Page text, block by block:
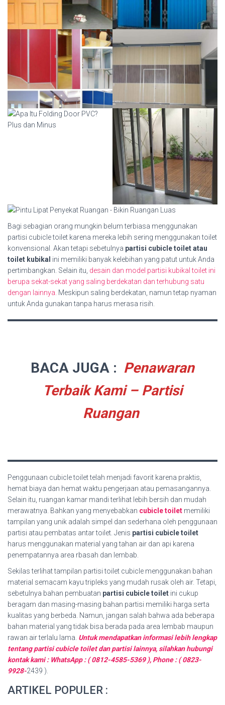
Bagi sebagian orang mungkin belum terbiasa menggunakan
partisi cubicle toilet karena mereka lebih sering menggunakan toilet
konvensional. Akan tetapi sebetulnya partisi cubicle toilet atau
toilet kubikal ini memiliki banyak kelebihan yang patut untuk Anda
pertimbangkan. Selain itu, desain dan model partisi kubikal toilet ini
berupa sekat-sekat yang saling berdekatan dan terhubung satu
dengan lainnya. Meskipun saling berdekatan, namun tetap nyaman
untuk Anda gunakan tanpa harus merasa risih.
BACA JUGA : Penawaran
Terbaik Kami – Partisi
Ruangan
Penggunaan cubicle toilet telah menjadi favorit karena praktis,
hemat biaya dan hemat waktu pengerjaan atau pemasangannya.
Selain itu, ruangan kamar mandi terlihat lebih bersih dan mudah
merawatnya. Bahkan yang menyebabkan cubicle toilet memiliki
tampilan yang unik adalah simpel dan sederhana oleh penggunaan
partisi atau pembatas antar toilet. Jenis partisi cubicle toilet
harus menggunakan material yang tahan air dan api karena
penempatannya area rbasah dan lembab.
Sekilas terlihat tampilan partisi toilet cubicle menggunakan bahan
material semacam kayu tripleks yang mudah rusak oleh air. Tetapi,
sebetulnya bahan pembuatan partisi cubicle toilet ini cukup
beragam dan masing-masing bahan partisi memiliki harga serta
kualitas yang berbeda. Namun, jangan salah bahwa ada beberapa
bahan material yang tidak bisa berada pada area lembab maupun
rawan air terlalu lama. Untuk mendapatkan informasi lebih lengkap
tentang partisi cubicle toilet dan partisi lainnya, silahkan hubungi
kontak kami : WhatsApp : ( 0812-4585-5369 ), Phone : ( 0823-
9928-2439 ).
ARTIKEL POPULER :